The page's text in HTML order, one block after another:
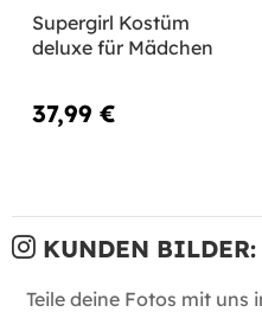
Supergirl Kostüm
deluxe für Mädchen
37,99 €
KUNDEN BILDER:
Teile deine Fotos mit uns